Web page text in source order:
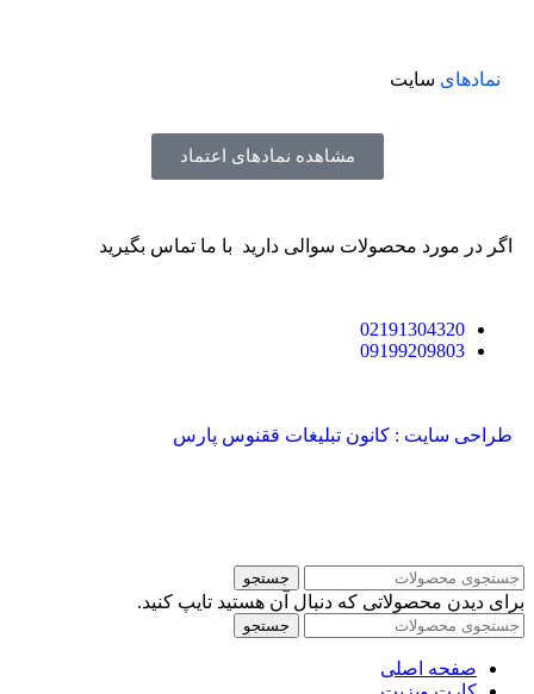
نمادهای سایت
مشاهده نمادهای اعتماد
اگر در مورد محصولات سوالی دارید با ما تماس بگیرید
02191304320
09199209803
طراحی سایت : کانون تبلیغات ققنوس پارس
جستجو
برای دیدن محصولاتی که دنبال آن هستید تایپ کنید.
جستجو
صفحه اصلی